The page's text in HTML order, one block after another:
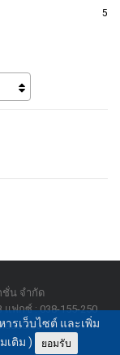
5
ชั่น จำกัด
แฟกซ์ : 038-155-250
รเว็บไซต์ และเพิ่ม
เติม ) ยอมรับ